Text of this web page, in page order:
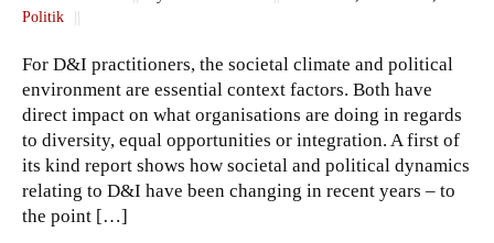
Politik
||
For D&I practitioners, the societal climate and political
environment are essential context factors. Both have
direct impact on what organisations are doing in regards
to diversity, equal opportunities or integration. A first of
its kind report shows how societal and political dynamics
relating to D&I have been changing in recent years – to
the point […]